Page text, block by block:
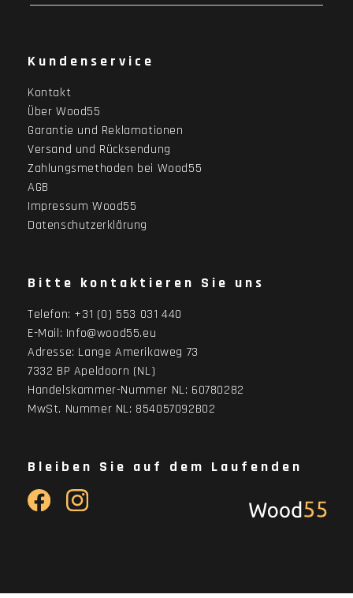
Kundenservice
Kontakt
Über Wood55
Garantie und Reklamationen
Versand und Rücksendung
Zahlungsmethoden bei Wood55
AGB
Impressum Wood55
Datenschutzerklärung
Bitte kontaktieren Sie uns
Telefon: +31 (0) 553 031 440
E-Mail: Info@wood55.eu
Adresse: Lange Amerikaweg 73
7332 BP Apeldoorn (NL)
Handelskammer-Nummer NL: 60780282
MwSt. Nummer NL: 854057092B02
Bleiben Sie auf dem Laufenden